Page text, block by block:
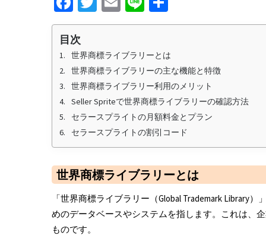
ce
b
o
o
k
wi
er
m
l
n h
e
目次
世界商標ライブラリーとは
世界商標ライブラリーの主な機能と特徴
世界商標ライブラリー利用のメリット
Seller Spriteで世界商標ライブラリーの確認方法
セラースプライトの月額料金とプラン
セラースプライトの割引コード
世界商標ライブラリーとは
「世界商標ライブラリー（Global Trademark Library
めのデータベースやシステムを指します。これは、
ものです。